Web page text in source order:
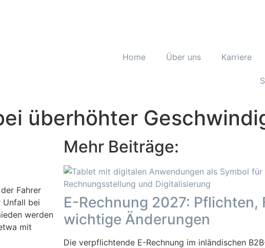
Home Über uns Karriere
überhöhter
Fahrer
Unfall bei
werden
mit
Mehr Beiträge:
E-Rechnung 2027: Pflichten,
wichtige Änderungen
Die verpflichtende E-Rechnung im inländischen